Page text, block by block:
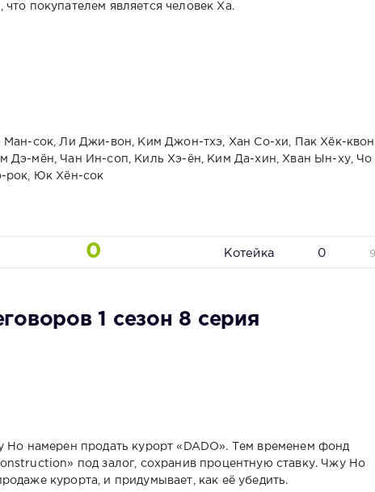
покупателем является человек Ха.
сок, Ли Джи-вон, Ким Джон-тхэ, Хан Со-хи, Пак Хёк-
мён, Чан Ин-соп, Киль Хэ-ён, Ким Да-хин, Хван Ын-ху, Чо
рок, Юк Хён-сок
0 Котейка 0
1 сезон 8 серия
Но намерен продать курорт «DADO». Тем временем фонд
под залог, сохранив процентную ставку. Чжу Но
курорта, и придумывает, как её убедить.